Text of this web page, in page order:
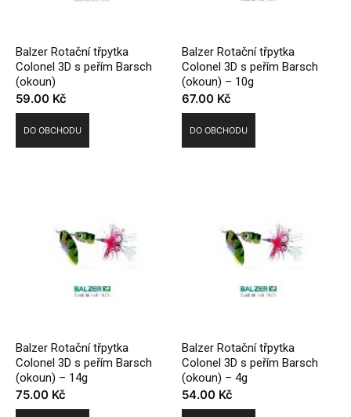
Balzer Rotační třpytka
Colonel 3D s peřím Barsch
(okoun)
59.00 Kč
DO OBCHODU
Balzer Rotační třpytka
Colonel 3D s peřím Barsch
(okoun) – 10g
67.00 Kč
DO OBCHODU
Balzer Rotační třpytka
Colonel 3D s peřím Barsch
(okoun) – 14g
75.00 Kč
Balzer Rotační třpytka
Colonel 3D s peřím Barsch
(okoun) – 4g
54.00 Kč